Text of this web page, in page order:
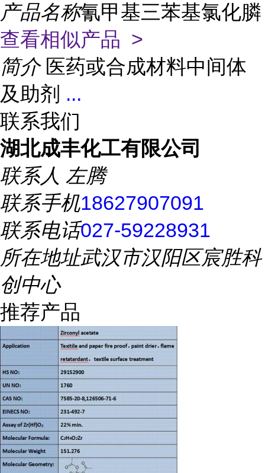
产品名称氰甲基三苯基氯化膦
查看相似产品 >
简介 医药或合成材料中间体
及助剂 ...
联系我们
湖北成丰化工有限公司
联系人 左腾
联系手机18627907091
联系电话027-59228931
所在地址武汉市汉阳区宸胜科
创中心
推荐产品